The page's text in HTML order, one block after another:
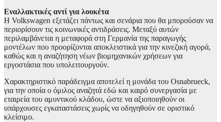
Εναλλακτικές αντί για λουκέτα
Η Volkswagen εξετάζει πάντως και σενάρια που θα μπορούσαν να
περιορίσουν τις κοινωνικές αντιδράσεις. Μεταξύ αυτών
περιλαμβάνεται η μεταφορά στη Γερμανία της παραγωγής
μοντέλων που προορίζονται αποκλειστικά για την κινεζική αγορά,
καθώς και η αναζήτηση νέων βιομηχανικών χρήσεων για
εργοστάσια που υπολειτουργούν.
Χαρακτηριστικό παράδειγμα αποτελεί η μονάδα του Osnabrueck,
για την οποία ο όμιλος αναζητά εδώ και καιρό συνεργασία με
εταιρεία του αμυντικού κλάδου, ώστε να αξιοποιηθούν οι
υπάρχουσες εγκαταστάσεις χωρίς να οδηγηθούν σε οριστικό
κλείσιμο.